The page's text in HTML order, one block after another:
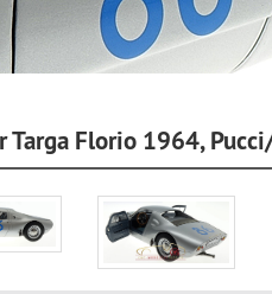
Targa Florio 1964,